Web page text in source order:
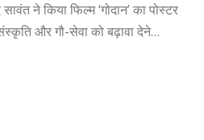
ने किया फिल्म ‘गोदान’ का पोस्टर
और गौ-सेवा को बढ़ावा देने…